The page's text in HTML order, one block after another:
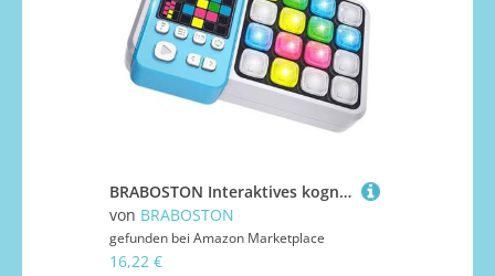
BRABOSTON Interaktives kognitives Fähigkeitsverstärker, tragbares Gedankenspiel-Spiel, 400+ Herausforderungen, familienfreundlich, pädagogisches Geschenk, intelligente Sudoku-Spielekonsole
von BRABOSTON
gefunden bei Amazon Marketplace
16,22 €